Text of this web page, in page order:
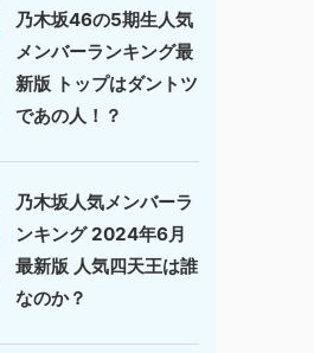
乃木坂46の5期生人気
メンバーランキング最
新版 トップはダントツ
であの人！？
乃木坂人気メンバーラ
ンキング 2024年6月
最新版 人気四天王は誰
なのか？